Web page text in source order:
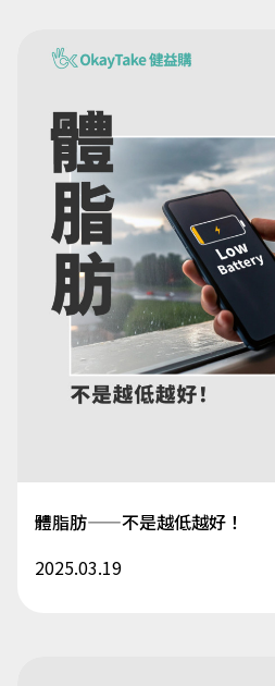
體脂肪——不是越低越好！
2025.03.19